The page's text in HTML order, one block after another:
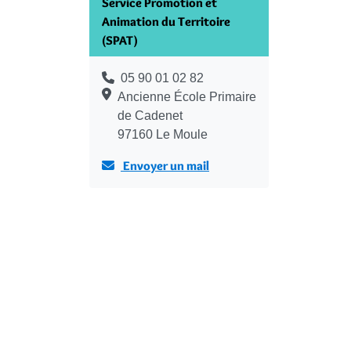
Animation du Territoire
(SPAT)
05 90 01 02 82
Ancienne École Primaire
de Cadenet
97160 Le Moule
Envoyer un mail